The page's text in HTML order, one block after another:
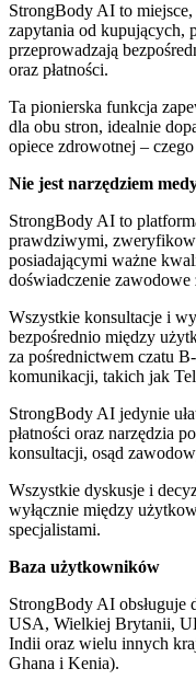
StrongBody AI to
zapytania od kupujących,
przeprowadzają
oraz płatności.
Ta pionierska funkcja
dla obu stron, idealnie
opiece zdrowotnej –
Nie jest narzędziem
StrongBody AI to
prawdziwymi,
posiadającymi ważne
doświadczenie
Wszystkie konsultacje i
bezpośrednio między
za pośrednictwem czatu
komunikacji, takich jak
StrongBody AI jedynie
płatności oraz narzędzia
konsultacji, osąd
Wszystkie dyskusje i
wyłącznie między
specjalistami.
Baza użytkowników
StrongBody AI
USA, Wielkiej Brytanii,
Indii oraz wielu innych
Ghana i Kenia).